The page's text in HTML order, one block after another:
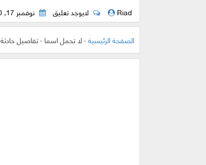
Riad لايوجد تعليق نوفمبر 17, 2020
الصفحة الرئيسية›لا تحمل اسما›تفاصيل